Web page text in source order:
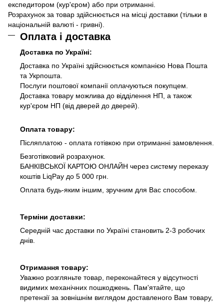
експедитором (кур'єром) або при отриманні.
Розрахунок за товар здійснюється на місці доставки (тільки в
національній валюті - гривні).
Оплата і доставка
Доставка по Україні:
Доставка по Україні здійснюється компанією Нова Пошта
та Укрпошта.
Послуги поштової компанії оплачуються покупцем.
Доставка товару можлива до відділення НП, а також
кур'єром НП (від дверей до дверей).
Оплата товару:
Післяплатою - оплата готівкою при отриманні замовлення.
Безготівковий розрахунок.
БАНКІВСЬКОЇ КАРТОЮ ОНЛАЙН через систему переказу
коштів LiqPay до 5 000 грн.
Оплата будь-яким іншим, зручним для Вас способом.
Терміни доставки:
Середній час доставки по Україні становить 2-3 робочих
днів.
Отримання товару:
Уважно розгляньте товар, переконайтеся у відсутності
видимих механічних пошкоджень. Пам'ятайте, що
претензії за зовнішнім виглядом доставленого Вам товару,